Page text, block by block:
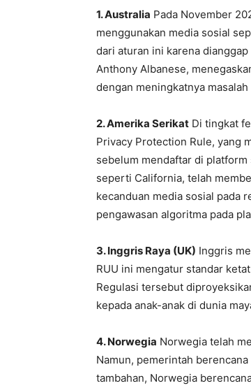
1. Australia Pada November
menggunakan media sosial
dari aturan ini karena
Anthony Albanese,
dengan meningkatnya
2. Amerika Serikat Di tingkat
Privacy Protection Rule, yang
sebelum mendaftar di
seperti California, telah
kecanduan media sosial pada
pengawasan algoritma pada
3. Inggris Raya (UK) Inggris
RUU ini mengatur standar
Regulasi tersebut
kepada anak-anak di dunia
4. Norwegia Norwegia telah
Namun, pemerintah
tambahan, Norwegia